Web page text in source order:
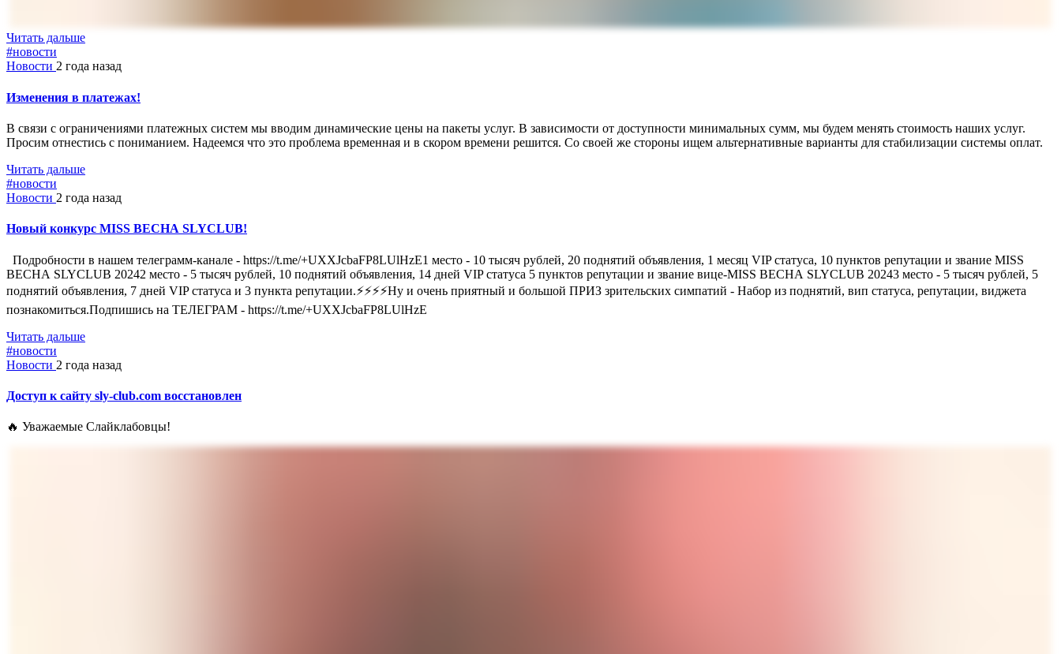
Читать дальше
#новости
Новости 2 года назад
Изменения в платежах!
В связи с ограничениями платежных систем мы вводим динамические цены на пакеты услуг. В зависимости от доступности минимальных сумм, мы будем менять стоимость наших услуг.
Просим отнестись с пониманием. Надеемся что это проблема временная и в скором времени решится. Со своей же стороны ищем альтернативные варианты для стабилизации системы оплат.
Читать дальше
#новости
Новости 2 года назад
Новый конкурс MISS ВЕСНА SLYCLUB!
Подробности в нашем телеграмм-канале - https://t.me/+UXXJcbaFP8LUlHzE1 место - 10 тысяч рублей, 20 поднятий объявления, 1 месяц VIP статуса, 10 пунктов репутации и звание MISS
ВЕСНА SLYCLUB 20242 место - 5 тысяч рублей, 10 поднятий объявления, 14 дней VIP статуса 5 пунктов репутации и звание вице-MISS ВЕСНА SLYCLUB 20243 место - 5 тысяч рублей, 5
поднятий объявления, 7 дней VIP статуса и 3 пункта репутации.⚡️⚡️⚡️⚡️Ну и очень приятный и большой ПРИЗ зрительских симпатий - Набор из поднятий, вип статуса, репутации, виджета
познакомиться.Подпишись на ТЕЛЕГРАМ - https://t.me/+UXXJcbaFP8LUlHzE
Читать дальше
#новости
Новости 2 года назад
Доступ к сайту sly-club.com восстановлен
🔥 Уважаемые Слайклабовцы!